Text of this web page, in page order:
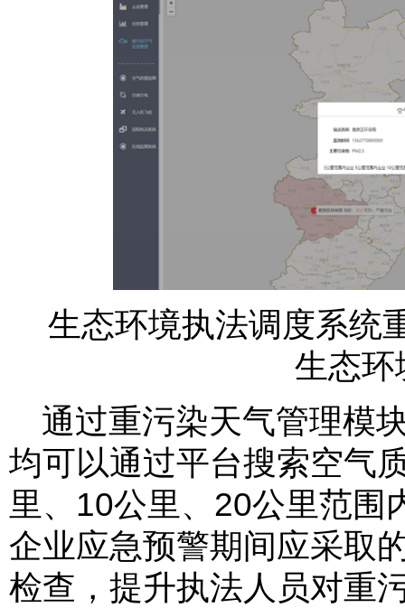
生态环境执法调度系统
生态环
通过重污染天气管理模
均可以通过平台搜索空气
里、10公里、20公里范围
企业应急预警期间应采取
检查，提升执法人员对重